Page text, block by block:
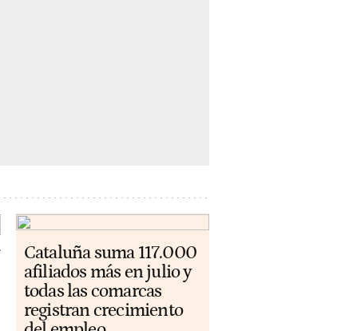
Cataluña suma 117.000
afiliados más en julio y
todas las comarcas
registran crecimiento